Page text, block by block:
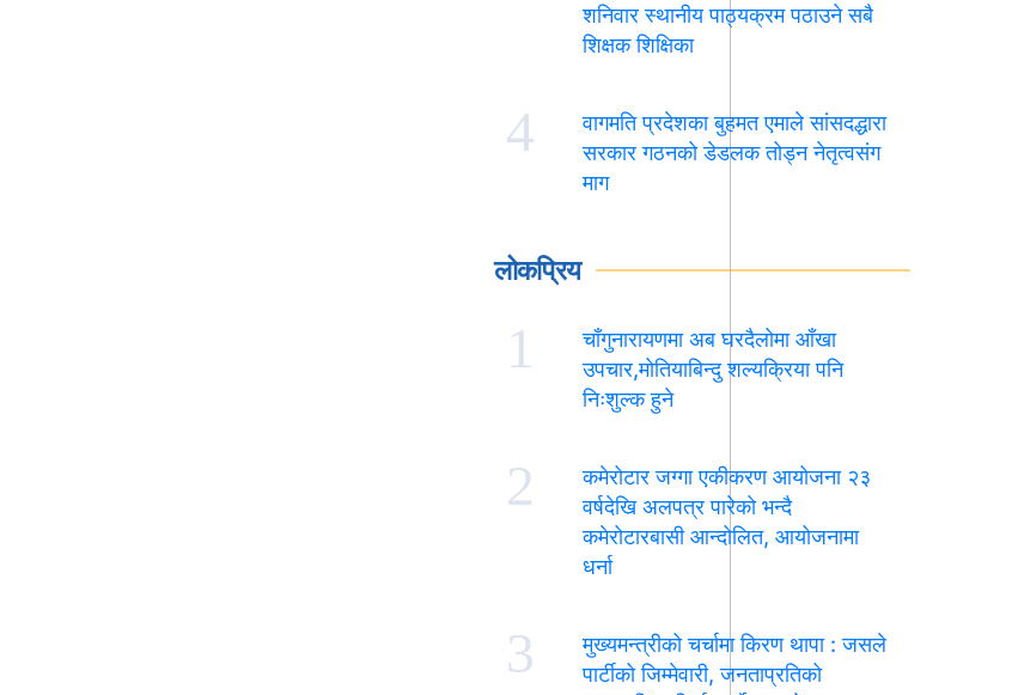
शनिवार स्थानीय पाठ्यक्रम पठाउने सबै
शिक्षक शिक्षिका
4
वागमति प्रदेशका बुहमत एमाले सांसदद्धारा
सरकार गठनको डेडलक तोड्न नेतृत्वसंग
माग
लोकप्रिय
1
चाँगुनारायणमा अब घरदैलोमा आँखा
उपचार,मोतियाबिन्दु शल्यक्रिया पनि
निःशुल्क हुने
2
कमेरोटार जग्गा एकीकरण आयोजना २३
वर्षदेखि अलपत्र पारेको भन्दै
कमेरोटारबासी आन्दोलित, आयोजनामा
धर्ना
3
मुख्यमन्त्रीको चर्चामा किरण थापा : जसले
पार्टीको जिम्मेवारी, जनताप्रतिको